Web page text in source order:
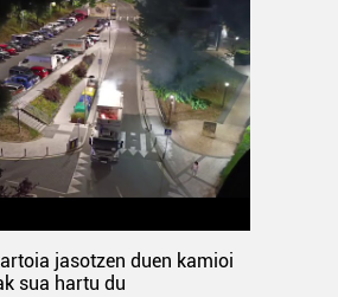
jasotzen duen kamioi
sua hartu du